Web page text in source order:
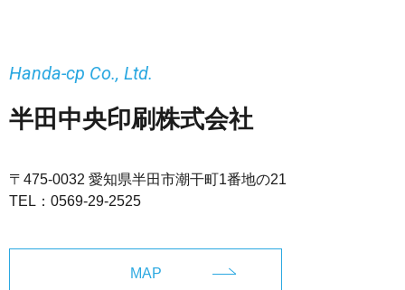
半田中央印刷株式会社
Handa-cp Co., Ltd.
〒475-0032 愛知県半田市潮干町1番地の21
TEL： 0569-29-2525
MAP